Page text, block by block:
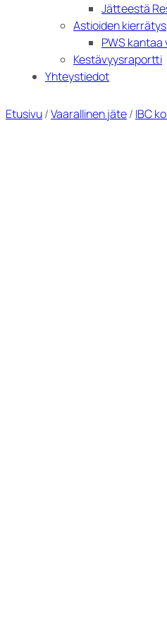
Jätteestä
Astioiden kierrätys
PWS
Kestävyysraportti
Yhteystiedot
Etusivu/Vaarallinen jäte/ IBC